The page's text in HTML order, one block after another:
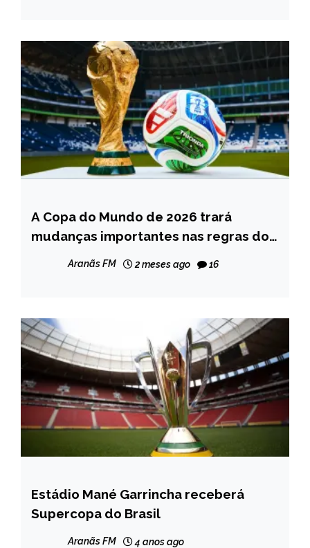
ESPORTES
NOTÍCIAS
A Copa do Mundo de 2026 trará
mudanças importantes nas regras do
Aranãs FM 2 meses ago 16
ESPORTES
Estádio Mané Garrincha receberá
Supercopa do Brasil
Aranãs FM 4 anos ago